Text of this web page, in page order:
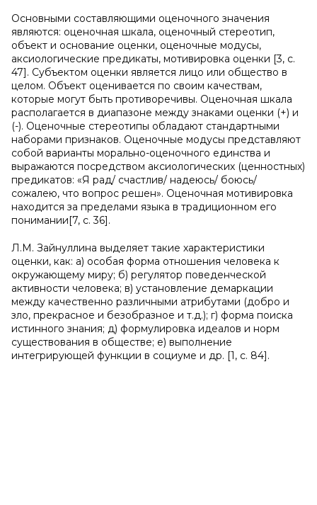
Основными составляющими оценочного значения
являются: оценочная шкала, оценочный стереотип,
объект и основание оценки, оценочные модусы,
аксиологические предикаты, мотивировка оценки [3, с.
47]. Субъектом оценки является лицо или общество в
целом. Объект оценивается по своим качествам,
которые могут быть противоречивы. Оценочная шкала
располагается в диапазоне между знаками оценки (+) и
(-). Оценочные стереотипы обладают стандартными
наборами признаков. Оценочные модусы представляют
собой варианты морально-оценочного единства и
выражаются посредством аксиологических (ценностных)
предикатов: «Я рад/ счастлив/ надеюсь/ боюсь/
сожалею, что вопрос решен». Оценочная мотивировка
находится за пределами языка в традиционном его
понимании[7, с. 36].
Л.М. Зайнуллина выделяет такие характеристики
оценки, как: а) особая форма отношения человека к
окружающему миру; б) регулятор поведенческой
активности человека; в) установление демаркации
между качественно различными атрибутами (добро и
зло, прекрасное и безобразное и т.д.); г) форма поиска
истинного знания; д) формулировка идеалов и норм
существования в обществе; е) выполнение
интегрирующей функции в социуме и др. [1, с. 84].